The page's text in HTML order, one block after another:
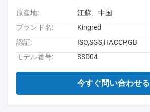
原産地:
江蘇、中国
ブランド名:
Kingred
認証:
ISO,SGS,HACCP,GB
モデル番号:
SSD04
今すぐ問い合わせる